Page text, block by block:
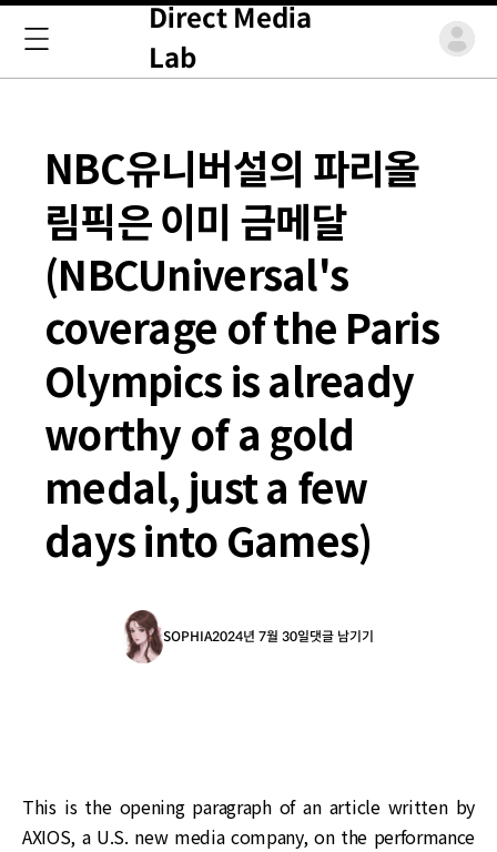
Direct Media
Lab
NBC유니버설의 파리올
림픽은 이미 금메달
(NBCUniversal's
coverage of the Paris
Olympics is already
worthy of a gold
medal, just a few
days into Games)
SOPHIA2024년 7월 30일댓글 남기기
This is the opening paragraph of an article written by
AXIOS, a U.S. new media company, on the performance